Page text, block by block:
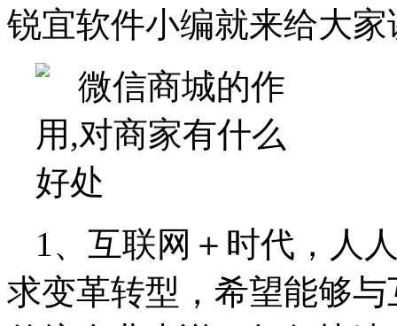
锐宜软件小编就来给大
1、互联网＋时代，人
求变革转型，希望能够